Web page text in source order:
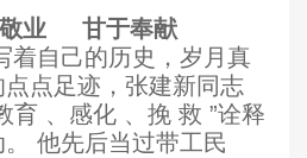
业
甘于奉献
自己的历史，岁月真
点足迹，张建新同志
育 、 感化 、 挽 救 ”诠释
他先后当过带工民